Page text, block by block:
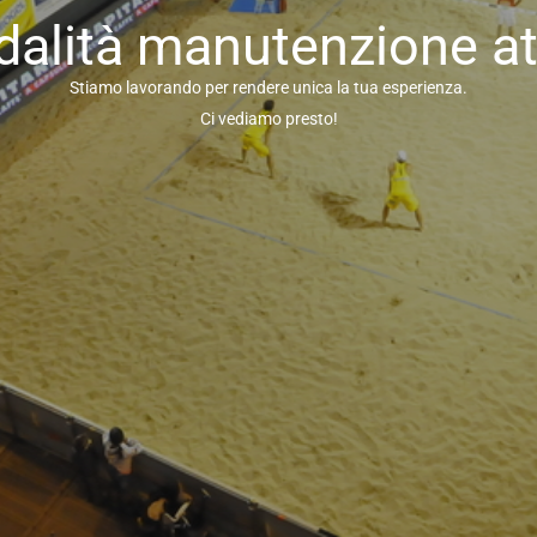
manutenzione
Stiamo lavorando per rendere unica la tua esperienza.
Ci vediamo presto!